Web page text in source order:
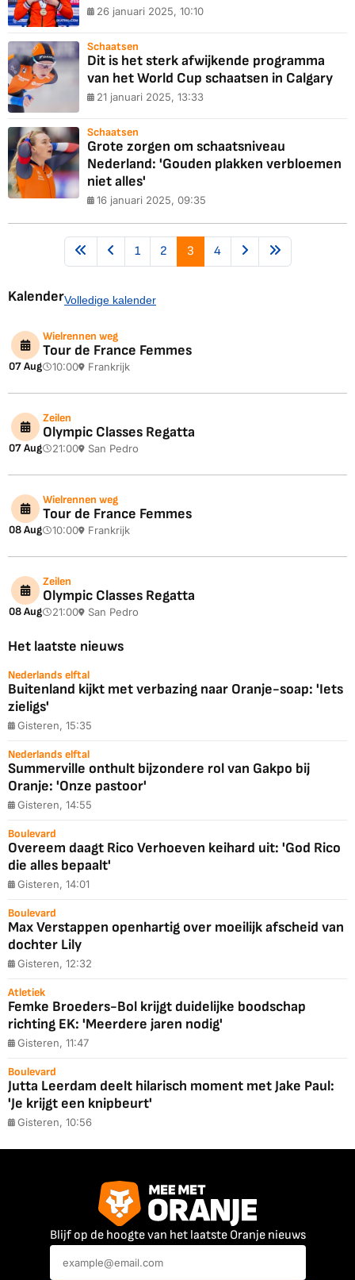
26 januari 2025, 10:10
Schaatsen
Dit is het sterk afwijkende programma
van het World Cup schaatsen in Calgary
21 januari 2025, 13:33
Schaatsen
Grote zorgen om schaatsniveau
Nederland: 'Gouden plakken verbloemen
niet alles'
16 januari 2025, 09:35
1 2 3 4
KalenderVolledige kalender
07 Aug
Wielrennen weg
Tour de France Femmes
10:00 Frankrijk
07 Aug
Zeilen
Olympic Classes Regatta
21:00 San Pedro
08 Aug
Wielrennen weg
Tour de France Femmes
10:00 Frankrijk
08 Aug
Zeilen
Olympic Classes Regatta
21:00 San Pedro
Het laatste nieuws
Nederlands elftal
Buitenland kijkt met verbazing naar Oranje-soap: 'Iets
zieligs'
Gisteren, 15:35
Nederlands elftal
Summerville onthult bijzondere rol van Gakpo bij
Oranje: 'Onze pastoor'
Gisteren, 14:55
Boulevard
Overeem daagt Rico Verhoeven keihard uit: 'God Rico
die alles bepaalt'
Gisteren, 14:01
Boulevard
Max Verstappen openhartig over moeilijk afscheid van
dochter Lily
Gisteren, 12:32
Atletiek
Femke Broeders-Bol krijgt duidelijke boodschap
richting EK: 'Meerdere jaren nodig'
Gisteren, 11:47
Boulevard
Jutta Leerdam deelt hilarisch moment met Jake Paul:
'Je krijgt een knipbeurt'
Gisteren, 10:56
Blijf op de hoogte van het laatste Oranje nieuws